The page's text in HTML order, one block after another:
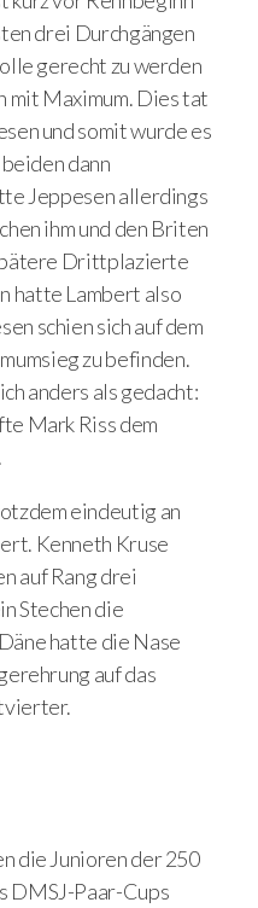
drei Durchgängen
gerecht zu werden
mit Maximum. Dies tat
und somit wurde es
dann
Jeppesen allerdings
ihm und den Briten
Drittplazierte
hatte Lambert also
schien sich auf dem
zu befinden.
anders als gedacht:
Mark Riss dem
eindeutig an
Kenneth Kruse
auf Rang drei
Stechen die
hatte die Nase
auf das
die Junioren der 250
DMSJ-Paar-Cups